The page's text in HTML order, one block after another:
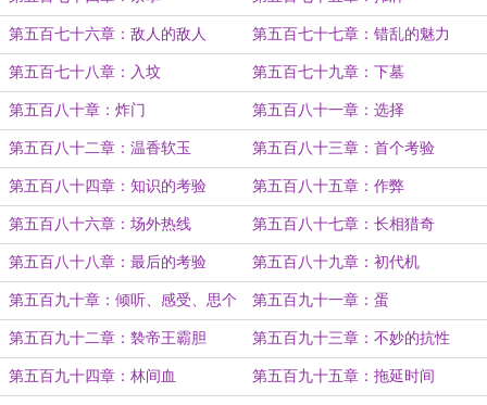
第五百七十六章：敌人的敌人 第五百七十七章：错乱的魅力
第五百七十八章：入坟 第五百七十九章：下墓
第五百八十章：炸门 第五百八十一章：选择
第五百八十二章：温香软玉 第五百八十三章：首个考验
第五百八十四章：知识的考验 第五百八十五章：作弊
第五百八十六章：场外热线 第五百八十七章：长相猎奇
第五百八十八章：最后的考验 第五百八十九章：初代机
第五百九十章：倾听、感受、思个
球的考
第五百九十一章：蛋
第五百九十二章：褺帝王霸胆 第五百九十三章：不妙的抗性
第五百九十四章：林间血 第五百九十五章：拖延时间